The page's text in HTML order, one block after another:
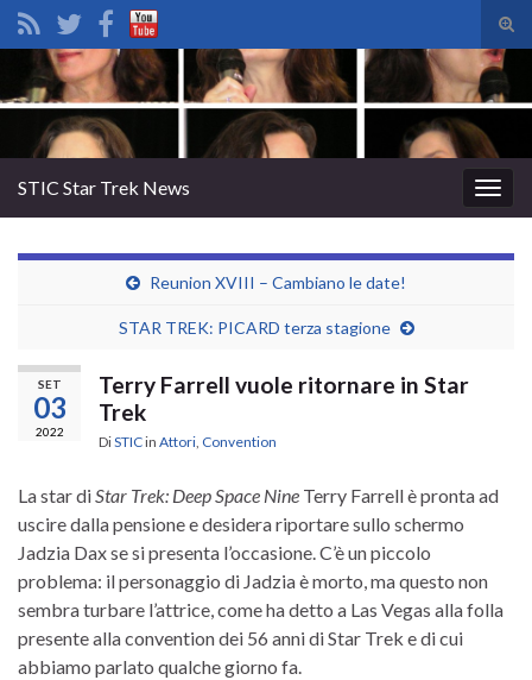
il
di
Search for:
la
STIC Star Trek News
Reunion XVIII – Cambiano le date!
STAR TREK: PICARD terza stagione
SET
03
2022
Terry Farrell vuole ritornare in Star
Trek
DiSTICin Attori, Convention
La star diStar Trek: Deep Space Nine Terry Farrell è pronta ad
uscire dalla pensione e desidera riportare sullo schermo
Jadzia Dax se si presenta l’occasione. C’è un piccolo
problema: il personaggio di Jadzia è morto, ma questo non
sembra turbare l’attrice, come ha detto a Las Vegas alla folla
presente alla convention dei 56 anni di Star Trek e di cui
abbiamo parlato qualche giorno fa.